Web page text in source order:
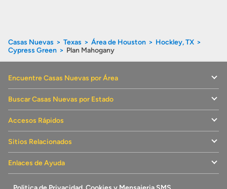
Casas Nuevas Texas Área de Houston
Hockley, TX
Cypress Green
Plan Mahogany
Encuentre Casas Nuevas por Área
Buscar Casas Nuevas por Estado
Accesos Rápidos
Sitios Relacionados
Enlaces de Ayuda